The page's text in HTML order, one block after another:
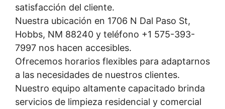
satisfacción del cliente.
Nuestra ubicación en 1706 N Dal Paso St,
Hobbs, NM 88240 y teléfono +1 575-393-
7997 nos hacen accesibles.
Ofrecemos horarios flexibles para adaptarnos
a las necesidades de nuestros clientes.
Nuestro equipo altamente capacitado brinda
servicios de limpieza residencial y comercial